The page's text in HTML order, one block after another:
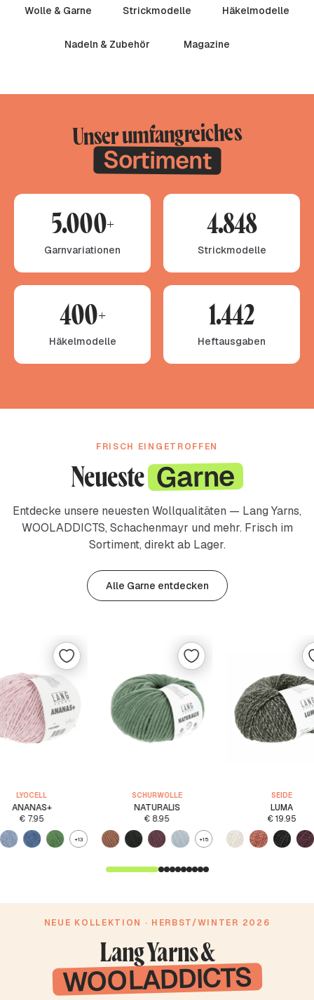
Wolle & Garne Strickmodelle Häkelmodelle
Nadeln & Zubehör Magazine
Unser umfangreiches
Sortiment
5.000+
Garnvariationen
4.848
Strickmodelle
400+
Häkelmodelle
1.442
Heftausgaben
FRISCH EINGETROFFEN
Neueste Garne
Entdecke unsere neuesten Wollqualitäten — Lang Yarns,
WOOLADDICTS, Schachenmayr und mehr. Frisch im
Sortiment, direkt ab Lager.
Alle Garne entdecken
LYOCELL
ANANAS+
€ 7.95
+13
SCHURWOLLE
NATURALIS
€ 8.95
+15
SEIDE
LUMA
€19.95
NEUE KOLLEKTION · HERBST/WINTER 2026
Lang Yarns &
WOOLADDICTS